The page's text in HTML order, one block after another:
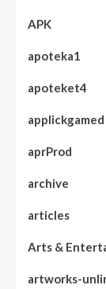
APK
apoteka1
apoteket4
applickgamed
aprProd
archive
articles
Arts &
artworks-